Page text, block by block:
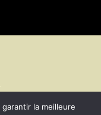
la meilleure